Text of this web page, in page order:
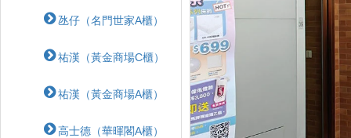
氹仔（名門世家A櫃）
祐漢（黃金商場C櫃）
祐漢（黃金商場A櫃）
高士德（華暉閣A櫃）